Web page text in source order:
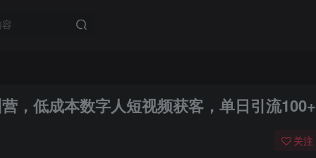
，低成本数字人短视频获客，单日引流100+
关注